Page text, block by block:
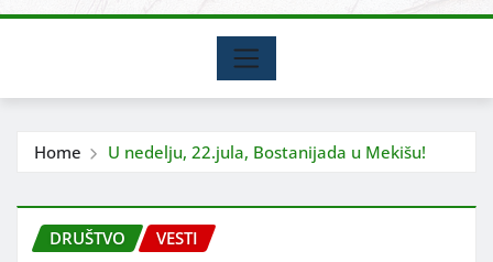
Home U nedelju, 22.jula, Bostanijada u Mekišu!
DRUŠTVO VESTI